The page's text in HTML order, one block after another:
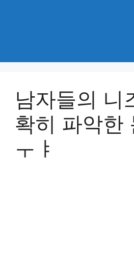
남자들의 니
확히 파악한
ㅜㅑ